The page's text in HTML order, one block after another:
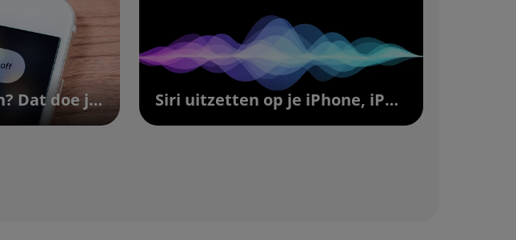
Je iPhone uitzetten? Dat doe je zo | Vodafone Siri uitzetten op je iPhone, iPad of Mac | Vodafone